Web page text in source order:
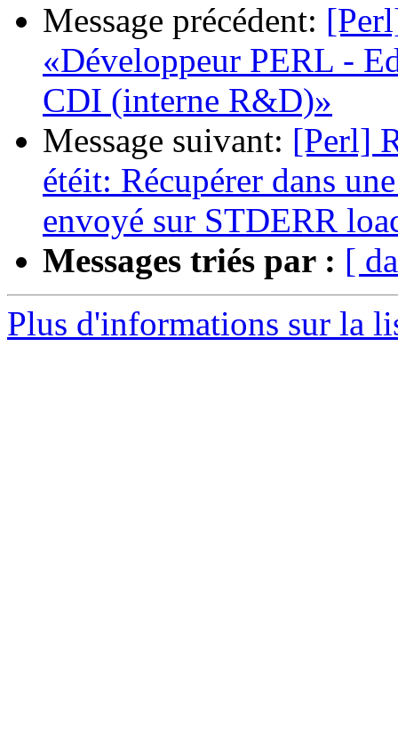
Message précédent:
«Développeur PERL -
CDI (interne R&D)»
Message suivant: [Perl]
étéit: Récupérer dans
envoyé sur STDERR
Messages triés par : [
Plus d'informations sur la